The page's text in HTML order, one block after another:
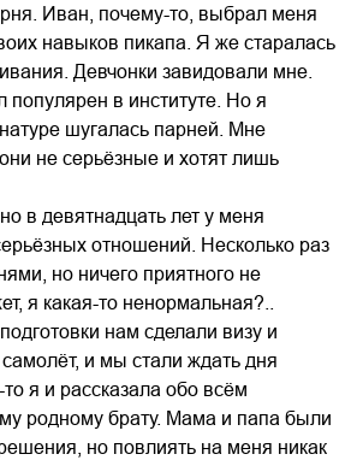
Иван, почему-то, выбрал меня
навыков пикапа. Я же старалась
Девчонки завидовали мне.
популярен в институте. Но я
шугалась парней. Мне
не серьёзные и хотят лишь
в девятнадцать лет у меня
отношений. Несколько раз
но ничего приятного не
я какая-то ненормальная?..
нам сделали визу и
и мы стали ждать дня
я и рассказала обо всём
родному брату. Мама и папа были
но повлиять на меня никак